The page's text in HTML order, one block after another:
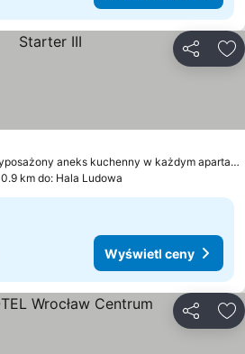
Dobrze wyposażony aneks kuchenny w każdym apartamencie
0.9 km do: Hala Ludowa
Wyświetl ceny